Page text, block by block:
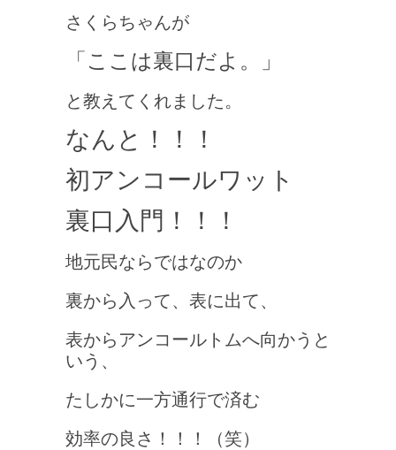
さくらちゃんが
「ここは裏口だよ。」
と教えてくれました。
なんと！！！
初アンコールワット
裏口入門！！！
地元民ならではなのか
裏から入って、表に出て、
表からアンコールトムへ向かうと
いう、
たしかに一方通行で済む
効率の良さ！！！（笑）